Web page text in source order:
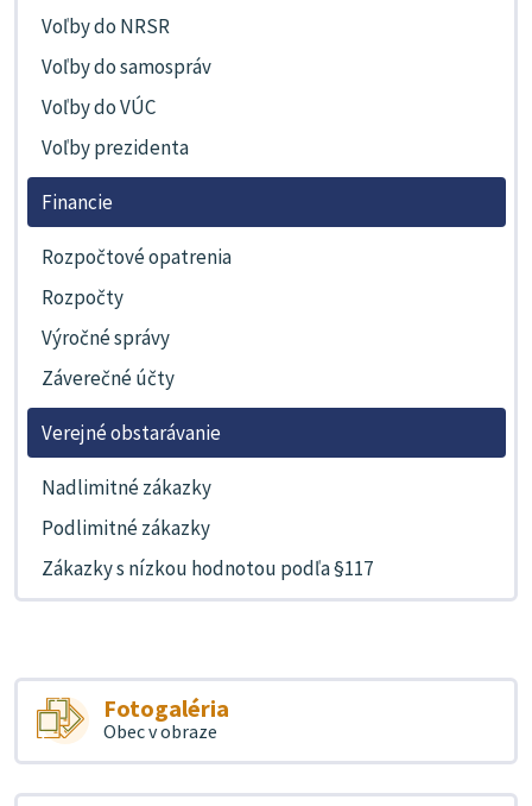
Voľby do NRSR
Voľby do samospráv
Voľby do VÚC
Voľby prezidenta
Financie
Rozpočtové opatrenia
Rozpočty
Výročné správy
Záverečné účty
Verejné obstarávanie
Nadlimitné zákazky
Podlimitné zákazky
Zákazky s nízkou hodnotou podľa §117
Fotogaléria
Obec v obraze